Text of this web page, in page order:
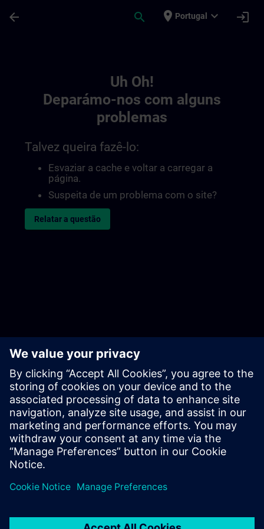
arrow_back search place Portugal expand_more login
Uh Oh!
Deparámo-nos com alguns
problemas
Talvez queira fazê-lo:
Esvaziar a cache e voltar a carregar a
página.
Suspeita de um problema com o site?
Relatar a questão